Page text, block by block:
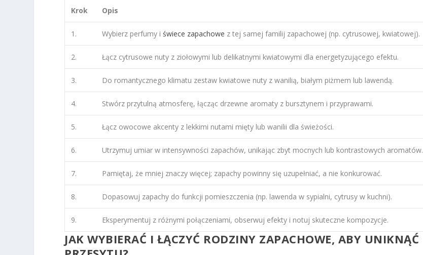
Krok Opis
1. Wybierz perfumy iświece zapachowe z tej samej familij zapachowej (np. cytrusowej, kwiatowej).
2. Łącz cytrusowe nuty z ziołowymi lub delikatnymi kwiatowymi dla energetyzującego efektu.
3. Do romantycznego klimatu zestaw kwiatowe nuty z wanilią, białym piżmem lub lawendą.
4. Stwórz przytulną atmosferę, łącząc drzewne aromaty z bursztynem i przyprawami.
5. Łącz owocowe akcenty z lekkimi nutami mięty lub wanilii dla świeżości.
6. Utrzymuj umiar w intensywności zapachów, unikając zbyt mocnych lub kontrastowych aromatów.
7. Pamiętaj, że mniej znaczy więcej; zapachy powinny się uzupełniać, a nie konkurować.
8. Dopasowuj zapachy do funkcji pomieszczenia (np. lawenda w sypialni, cytrusy w kuchni).
9. Eksperymentuj z różnymi połączeniami, obserwuj efekty i notuj skuteczne kompozycje.
JAK WYBIERAĆ I ŁĄCZYĆ RODZINY ZAPACHOWE, ABY UNIKNĄĆ